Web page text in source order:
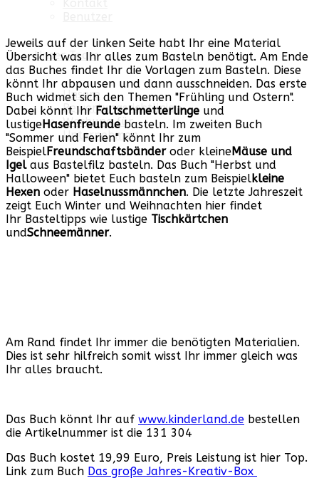
Unser Team
Unsere
Bewertungsrichtlinien
Werbung für
Unternehmen
Jeweils auf der linken Seite habt Ihr eine Material
Übersicht was Ihr alles zum Basteln benötigt. Am Ende
das Buches findet Ihr die Vorlagen zum Basteln. Diese
könnt Ihr abpausen und dann ausschneiden. Das erste
Buch widmet sich den Themen "Frühling und Ostern".
Dabei könnt Ihr Faltschmetterlinge und
lustigeHasenfreunde basteln. Im zweiten Buch
"Sommer und Ferien" könnt Ihr zum
BeispielFreundschaftsbänderoder kleineMäuse und
Igelaus Bastelfilz basteln. Das Buch "Herbst und
Halloween" bietet Euch basteln zum Beispielkleine
Hexen oder Haselnussmännchen. Die letzte Jahreszeit
zeigt Euch Winter und Weihnachten hier findet
Ihr Basteltipps wie lustige Tischkärtchen
undSchneemänner.
Am Rand findet Ihr immer die benötigten Materialien.
Dies ist sehr hilfreich somit wisst Ihr immer gleich was
Ihr alles braucht.
Das Buch könnt Ihr auf www.kinderland.de bestellen
die Artikelnummer ist die 131 304
Das Buch kostet 19,99 Euro, Preis Leistung ist hier Top.
Link zum Buch Das große Jahres-Kreativ-Box